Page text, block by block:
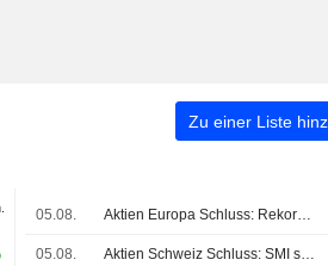
Zu einer Liste
05.08. Aktien Europa Schluss: Rekordrally des EuroStoxx beendet
05.08. Aktien Schweiz Schluss: SMI setzt Aufwärtskurs fort